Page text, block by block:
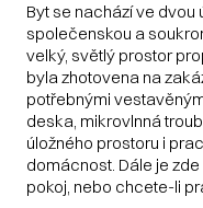
Byt se nachází ve
společenskou a
velký, světlý prostor
byla zhotovena na
potřebnými
deska, mikrovlnná
úložného prostoru i
domácnost. Dále je
pokoj, nebo chcete-li